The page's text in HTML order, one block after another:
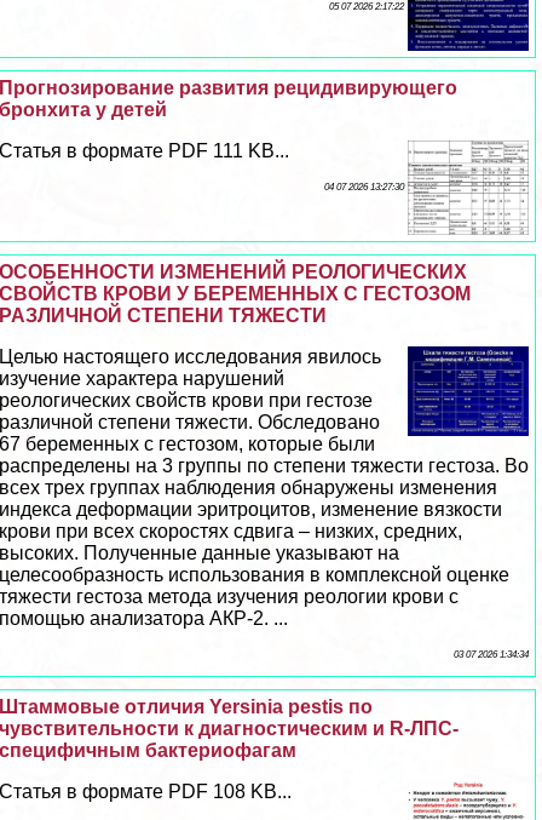
05 07 2026 2:17:22
Прогнозирование развития рецидивирующего
бронхита у детей
Статья в формате PDF 111 KB...
04 07 2026 13:27:30
ОСОБЕННОСТИ ИЗМЕНЕНИЙ РЕОЛОГИЧЕСКИХ
СВОЙСТВ КРОВИ У БЕРЕМЕННЫХ С ГЕСТОЗОМ
РАЗЛИЧНОЙ СТЕПЕНИ ТЯЖЕСТИ
Целью настоящего исследования явилось
изучение хаpaктера нарушений
реологических свойств крови при гестозе
различной степени тяжести. Обследовано
67 беременных с гестозом, которые были
распределены на 3 группы по степени тяжести гестоза. Во
всех трех группах наблюдения обнаружены изменения
индекса деформации эритроцитов, изменение вязкости
крови при всех скоростях сдвига – низких, средних,
высоких. Полученные данные указывают на
целесообразность использования в комплексной оценке
тяжести гестоза метода изучения реологии крови с
помощью анализатора АКР-2. ...
03 07 2026 1:34:34
Штаммовые отличия Yersinia pestis по
чувствительности к диагностическим и R-ЛПС-
специфичным бактериофагам
Статья в формате PDF 108 KB...